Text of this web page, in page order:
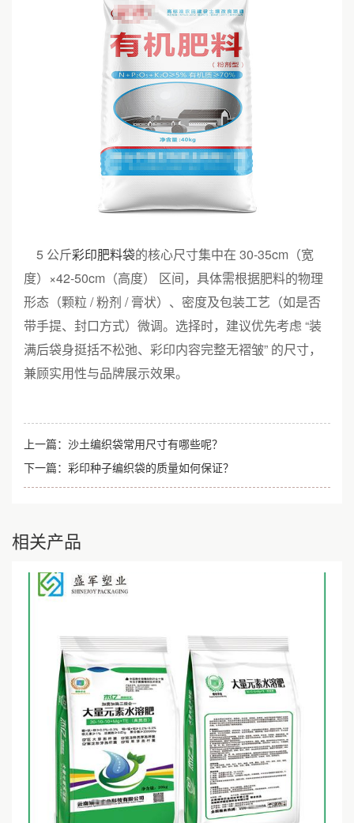
5 公斤彩印肥料袋的核心尺寸集中在 30-35cm（宽
度）×42-50cm（高度） 区间，具体需根据肥料的物理
形态（颗粒 / 粉剂 / 膏状）、密度及包装工艺（如是否
带手提、封口方式）微调。选择时，建议优先考虑 “装
满后袋身挺括不松弛、彩印内容完整无褶皱” 的尺寸，
兼顾实用性与品牌展示效果。
上一篇： 沙土编织袋常用尺寸有哪些呢？
下一篇： 彩印种子编织袋的质量如何保证？
相关产品